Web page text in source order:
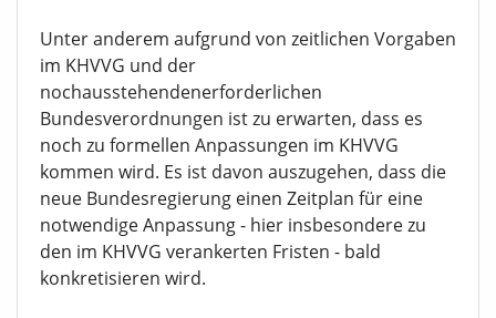
Unter anderem aufgrund von zeitlichen Vorgaben
im KHVVG und der
nochausstehendenerforderlichen
Bundesverordnungen ist zu erwarten, dass es
noch zu formellen Anpassungen im KHVVG
kommen wird. Es ist davon auszugehen, dass die
neue Bundesregierung einen Zeitplan für eine
notwendige Anpassung - hier insbesondere zu
den im KHVVG verankerten Fristen - bald
konkretisieren wird.